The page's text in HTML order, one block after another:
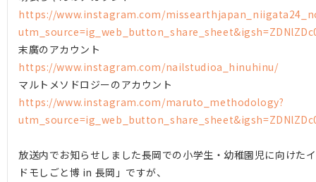
https://www.instagram.com/
末廣のアカウント
https://www.instagram.com/nailstudioa_hinuhinu/
マルトメソドロジーのアカウント
https://www.instagram.com/maruto_methodology?
放送内でお知らせしました長岡での小学生・幼稚園児に向けた
ドモしごと博 in 長岡」ですが、